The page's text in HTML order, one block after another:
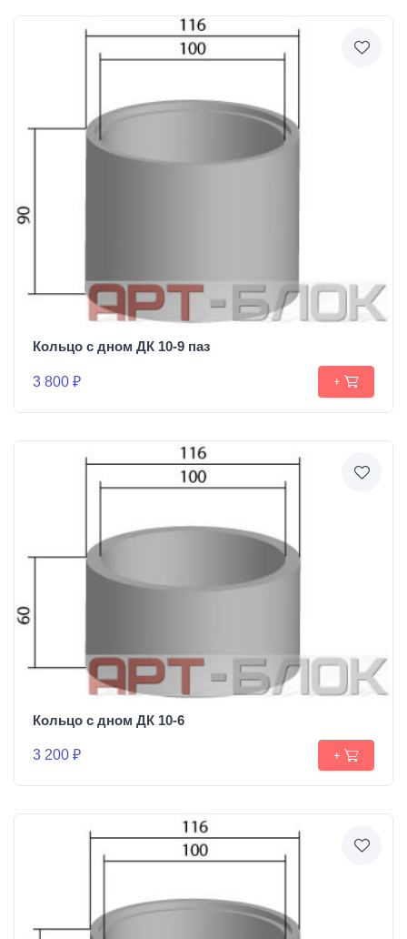
Кольцо с дном ДК 10-9 паз
3 800 ₽ +
Кольцо с дном ДК 10-6
3 200 ₽ +